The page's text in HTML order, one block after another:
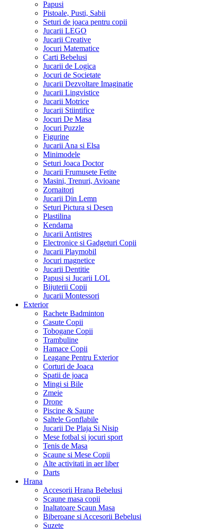
Papusi
Pistoale, Pusti, Sabii
Seturi de joaca pentru copii
Jucarii LEGO
Jucarii Creative
Jocuri Matematice
Carti Bebelusi
Jucarii de Logica
Jocuri de Societate
Jucarii Dezvoltare Imaginatie
Jucarii Lingvistice
Jucarii Motrice
Jucarii Stiintifice
Jocuri De Masa
Jocuri Puzzle
Figurine
Jucarii Ana si Elsa
Minimodele
Seturi Joaca Doctor
Jucarii Frumusete Fetite
Masini, Trenuri, Avioane
Zornaitori
Jucarii Din Lemn
Seturi Pictura si Desen
Plastilina
Kendama
Jucarii Antistres
Electronice si Gadgeturi Copii
Jucarii Playmobil
Jocuri magnetice
Jucarii Dentitie
Papusi si Jucarii LOL
Bijuterii Copii
Jucarii Montessori
Exterior
Rachete Badminton
Casute Copii
Tobogane Copii
Trambuline
Hamace Copii
Leagane Pentru Exterior
Corturi de Joaca
Spatii de joaca
Mingi si Bile
Zmeie
Drone
Piscine & Saune
Saltele Gonflabile
Jucarii De Plaja Si Nisip
Mese fotbal si jocuri sport
Tenis de Masa
Scaune si Mese Copii
Alte activitati in aer liber
Darts
Hrana
Accesorii Hrana Bebelusi
Scaune masa copii
Inaltatoare Scaun Masa
Biberoane si Accesorii Bebelusi
Suzete